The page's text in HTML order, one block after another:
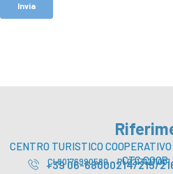
CENTRO TURISTICO COOPERATIVO
CTC COOP.
CI 80176990580 – PI
+39 06-68000214/215/